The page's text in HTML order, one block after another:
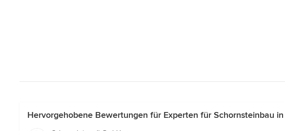
Hervorgehobene Bewertungen für Experten für Schornsteinbau